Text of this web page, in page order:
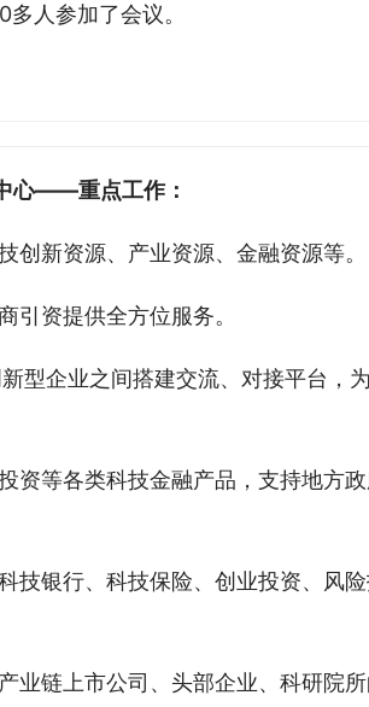
人参加了会议。
心——重点工作：
创新资源、产业资源、金融资源等。
引资提供全方位服务。
型企业之间搭建交流、对接平台，
资等各类科技金融产品，支持地方
技银行、科技保险、创业投资、风
业链上市公司、头部企业、科研院